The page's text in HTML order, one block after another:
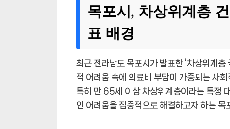
목포시, 차상위계층
표 배경
최근 전라남도 목포시가 발표한 ‘차상위계층
적 어려움 속에 의료비 부담이 가중되는 사
특히 만 65세 이상 차상위계층이라는 특정
인 어려움을 집중적으로 해결하고자 하는 목